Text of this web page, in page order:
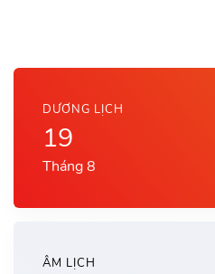
DƯƠNG LỊCH
19
Tháng 8
ÂM LỊCH